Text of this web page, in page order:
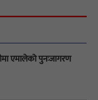
एमालेको पुनःजागरण